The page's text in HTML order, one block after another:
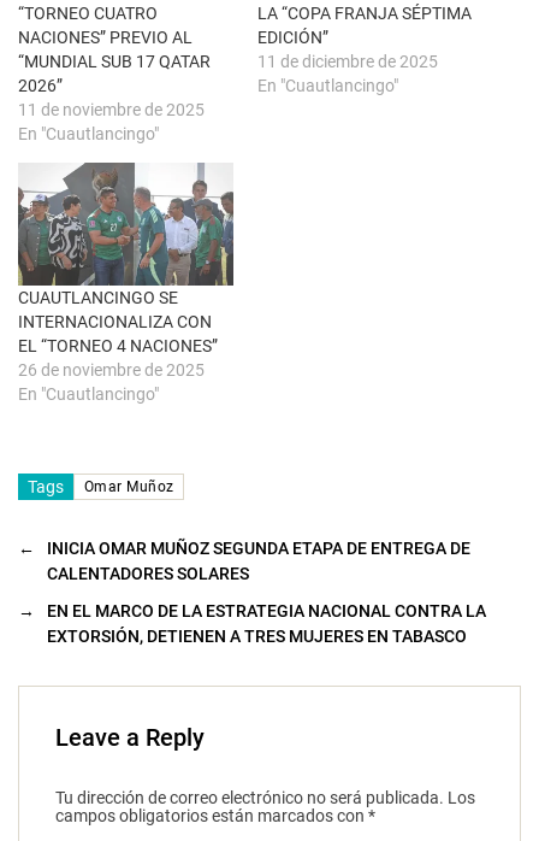
t
a
n
a
n
u
v
a
)
(
S
e
a
b
e
n
u
n
e
n
t
a
n
a
n
u
e
v
a
)
“TORNEO CUATRO
NACIONES” PREVIO AL
“MUNDIAL SUB 17 QATAR
2026”
11 de noviembre de 2025
En "Cuautlancingo"
LA “COPA FRANJA SÉPTIMA
EDICIÓN”
11 de diciembre de 2025
En "Cuautlancingo"
CUAUTLANCINGO SE
INTERNACIONALIZA CON
EL “TORNEO 4 NACIONES”
26 de noviembre de 2025
En "Cuautlancingo"
Tags Omar Muñoz
←
INICIA OMAR MUÑOZ SEGUNDA ETAPA DE ENTREGA DE
CALENTADORES SOLARES
→
EN EL MARCO DE LA ESTRATEGIA NACIONAL CONTRA LA
EXTORSIÓN, DETIENEN A TRES MUJERES EN TABASCO
Leave a Reply
Tu dirección de correo electrónico no será publicada. Los
campos obligatorios están marcados con *